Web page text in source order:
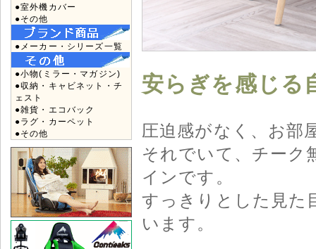
●室外機カバー
●その他
●メーカー・シリーズ一覧
●小物(ミラー・マガジン)
●収納・キャビネット・チ
ェスト
●雑貨・エコバック
●ラグ・カーペット
●その他
安らぎを感じる
圧迫感がなく、お部
それでいて、チーク
インです。
すっきりとした見た
います。